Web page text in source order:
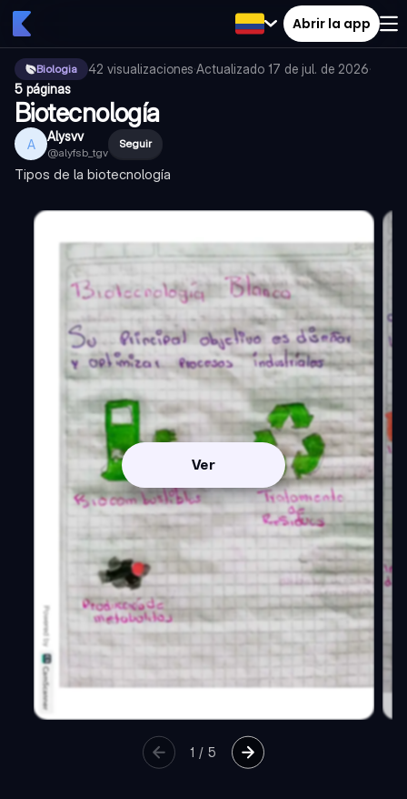
Abrir la app
Biologia 42 visualizaciones·Actualizado 17 de jul. de 2026·
5 páginas
Biotecnología
A Alysvv
@alyfsb_tgv
Seguir
Tipos de la biotecnología
Ver
1 /5